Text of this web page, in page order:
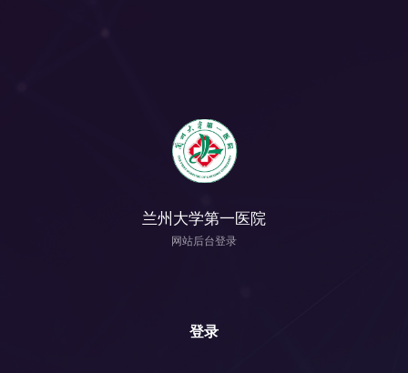
兰州大学第一医院
网站后台登录
登录